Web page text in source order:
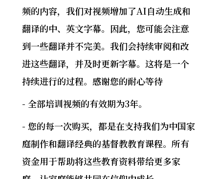
频的内容，我们对视频增加了AI自动生成和
翻译的中、英文字幕。因此，您可能会注意
到一些翻译并不完美。我们会持续审阅和改
进这些翻译，并及时更新字幕。这将是一个
持续进行的过程。感谢您的耐心等待
- 全部培训视频的有效期为3年。
- 您的每一次购买，都是在支持我们为中国家
庭制作和翻译经典的基督教教育课程。所有
资金用于帮助将这些教育资料带给更多家